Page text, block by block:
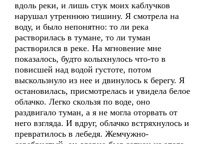
вдоль реки, и лишь стук моих каблучков
нарушал утреннюю тишину. Я смотрела на
воду, и было непонятно: то ли река
растворилась в тумане, то ли туман
растворился в реке. На мгновение мне
показалось, будто колыхнулось что-то в
повисшей над водой густоте, потом
выскользнуло из нее и двинулось к берегу. Я
остановилась, присмотрелась и увидела белое
облачко. Легко скользя по воде, оно
раздвигало туман, а я не могла оторвать от
него взгляда. И вдруг, облачко встряхнулось и
превратилось в лебедя. Жемчужно-